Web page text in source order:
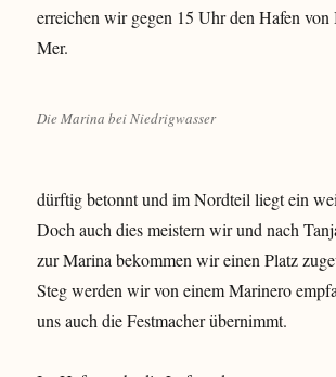
erreichen wir gegen 15 Uhr den Hafen von
Mer.
Die Marina bei Niedrigwasser
dürftig betonnt und im Nordteil liegt ein
Doch auch dies meistern wir und nach
zur Marina bekommen wir einen Platz
Steg werden wir von einem Marinero
uns auch die Festmacher übernimmt.